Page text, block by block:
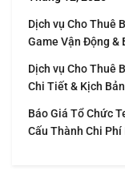
Dịch vụ Cho Thuê
Game Vận Động &
Dịch vụ Cho Thuê
Chi Tiết & Kịch
Báo Giá Tổ Chức
Cấu Thành Chi